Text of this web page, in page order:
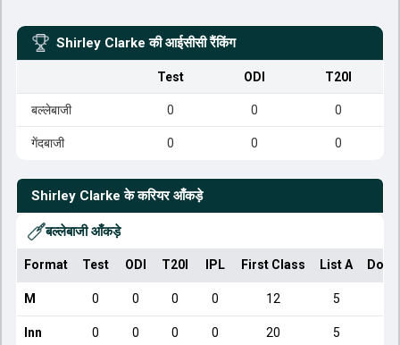
Shirley Clarke की आईसीसी रैंकिंग
Test ODI T20I
बल्लेबाजी 0 0 0
गेंदबाजी 0 0 0
Shirley Clarke के करियर आँकड़े
बल्लेबाजी आँकड़े
Format Test ODI T20I IPL First Class List A
M 0 0 0 0 12 5
Inn 0 0 0 0 20 5